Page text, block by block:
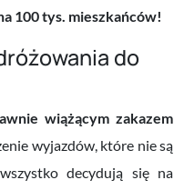
100 tys. mieszkańców!
do
wiążącym zakazem
wyjazdów, które nie są
decydują się na